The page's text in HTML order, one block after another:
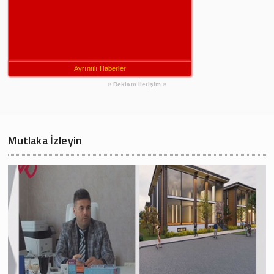
Ayrıntılı Haberler
Reklam İletişim
Mutlaka İzleyin